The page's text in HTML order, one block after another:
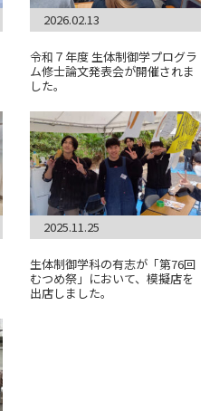
2026.02.13
令和７年度 生体制御学プログラ
ム修士論文発表会が開催されま
した。
2025.11.25
生体制御学科の有志が「第76回
むつめ祭」において、模擬店を
出店しました。